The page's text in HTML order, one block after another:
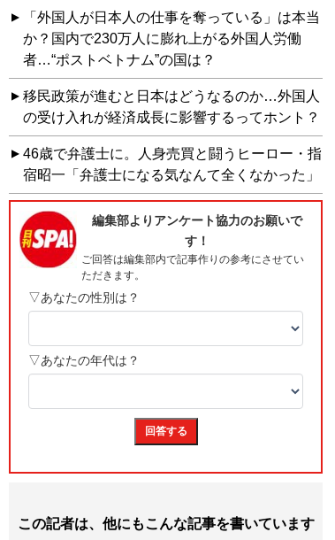
「外国人が日本人の仕事を奪っている」は本当
か？国内で230万人に膨れ上がる外国人労働
者…“ポストベトナム”の国は？
移民政策が進むと日本はどうなるのか…外国人
の受け入れが経済成長に影響するってホント？
46歳で弁護士に。人身売買と闘うヒーロー・指
宿昭一「弁護士になる気なんて全くなかった」
この記者は、他にもこんな記事を書いています